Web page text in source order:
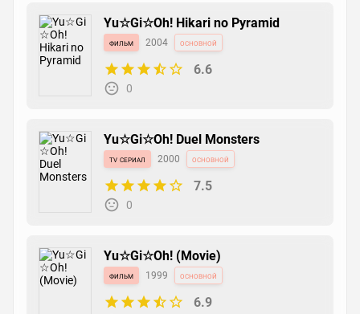
Yu☆Gi☆Oh! Hikari no Pyramid
фильм 2004 основной
6.6
0
Yu☆Gi☆Oh! Duel Monsters
tv сериал 2000 основной
7.5
0
Yu☆Gi☆Oh! (Movie)
фильм 1999 основной
6.9